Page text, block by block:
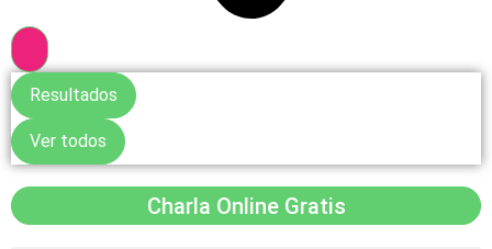
Resultados
Ver todos
Charla Online Gratis